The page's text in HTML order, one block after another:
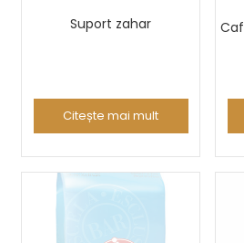
Suport zahar
Citește mai mult